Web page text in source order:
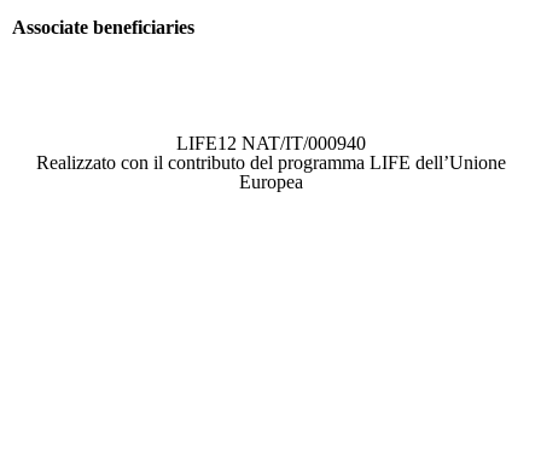
Associate beneficiaries
LIFE12 NAT/IT/000940
Realizzato con il contributo del programma LIFE dell’Unione
Europea